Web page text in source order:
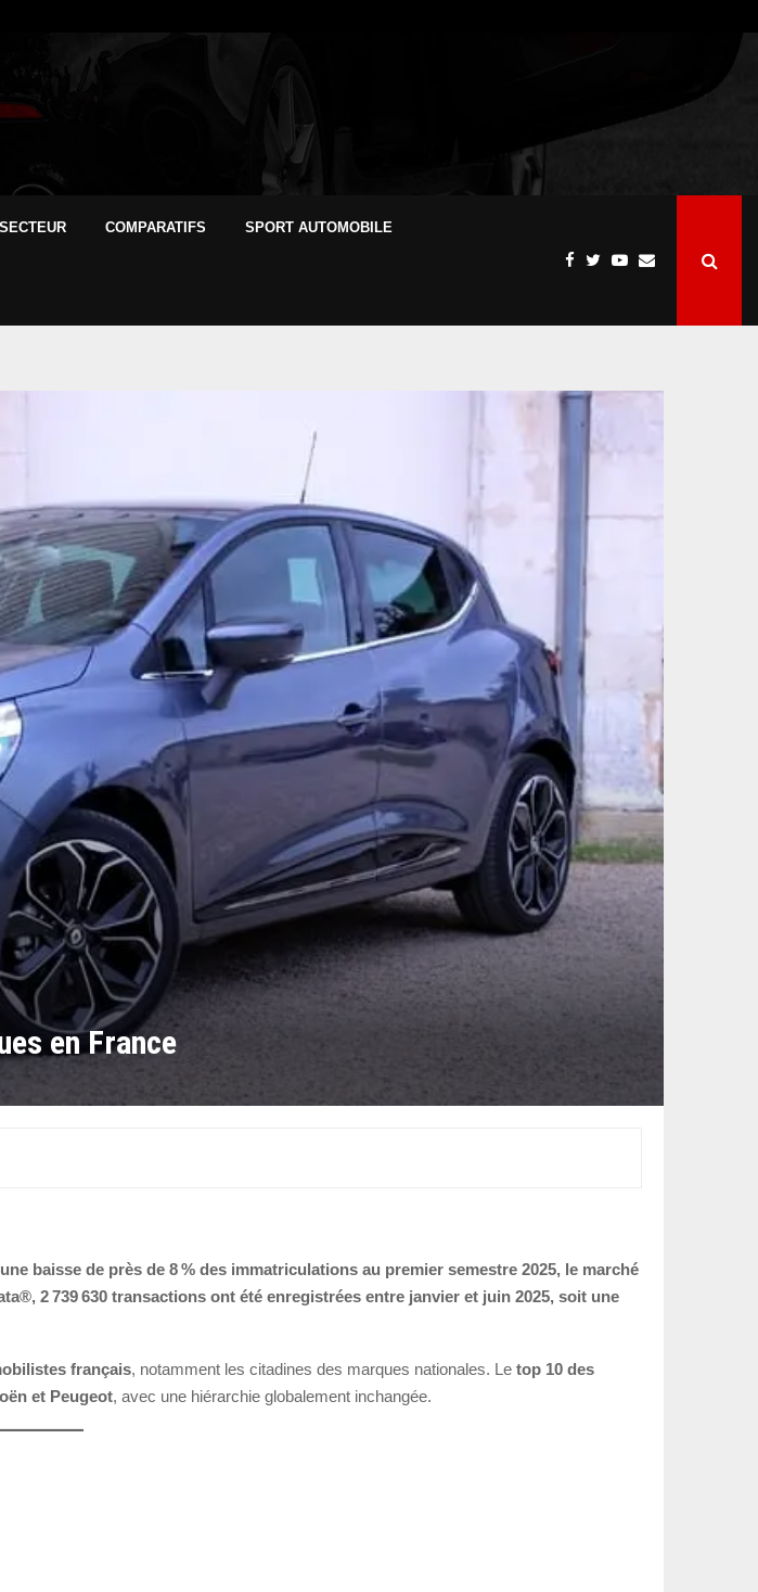
COMPARATIFS SPORT AUTOMOBILE
en France
baisse de près de 8 % des immatriculations au premier semestre 2025, le marché
2 739 630 transactions ont été enregistrées entre janvier et juin 2025, soit une
français, notamment les citadines des marques nationales. Le top 10 des
et Peugeot, avec une hiérarchie globalement inchangée.